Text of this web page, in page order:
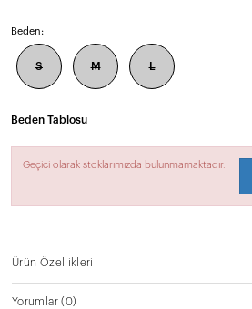
Beden:
S M L
Beden Tablosu
Geçici olarak stoklarımızda bulunmamaktadır.
Ürün Özellikleri
Yorumlar(0)